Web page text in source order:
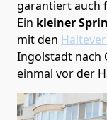
garantiert auch
Ein kleiner
mit den
Ingolstadt nach
einmal vor der